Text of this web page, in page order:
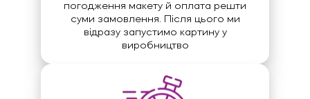
погодження макету й оплата решти
суми замовлення. Після цього ми
відразу запустимо картину у
виробництво